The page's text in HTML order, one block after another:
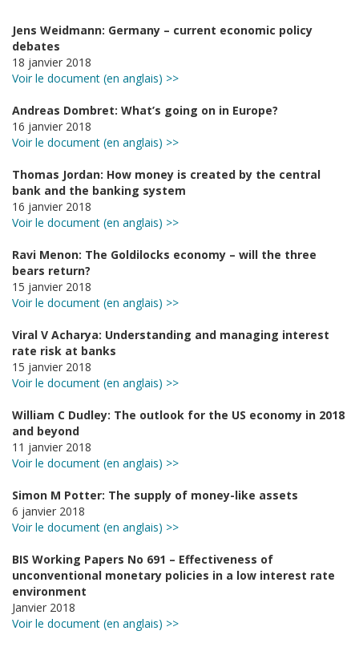
Jens Weidmann: Germany – current economic policy
debates
18 janvier 2018
Voir le document (en anglais) >>
Andreas Dombret: What’s going on in Europe?
16 janvier 2018
Voir le document (en anglais) >>
Thomas Jordan: How money is created by the central
bank and the banking system
16 janvier 2018
Voir le document (en anglais) >>
Ravi Menon: The Goldilocks economy – will the three
bears return?
15 janvier 2018
Voir le document (en anglais) >>
Viral V Acharya: Understanding and managing interest
rate risk at banks
15 janvier 2018
Voir le document (en anglais) >>
William C Dudley: The outlook for the US economy in 2018
and beyond
11 janvier 2018
Voir le document (en anglais) >>
Simon M Potter: The supply of money-like assets
6 janvier 2018
Voir le document (en anglais) >>
BIS Working Papers No 691 – Effectiveness of
unconventional monetary policies in a low interest rate
environment
Janvier 2018
Voir le document (en anglais) >>